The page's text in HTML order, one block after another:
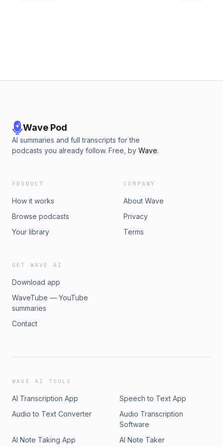
Wave Pod
AI summaries and full transcripts for the
podcasts you already follow. Free, by Wave.
PRODUCT
How it works
Browse podcasts
Your library
COMPANY
About Wave
Privacy
Terms
GET WAVE AI
Download app
WaveTube — YouTube
summaries
Contact
WAVE AI TOOLS
AI Transcription App
Speech to Text App
Audio to Text Converter
Audio Transcription
Software
AI Note Taking App
AI Note Taker